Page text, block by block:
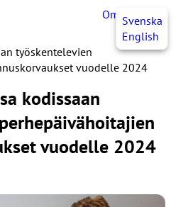
OmaJHLSvenska
English
työskentelevien
vuodelle 2024
kodissaan
vuodelle 2024